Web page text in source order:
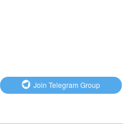
Join Telegram Group